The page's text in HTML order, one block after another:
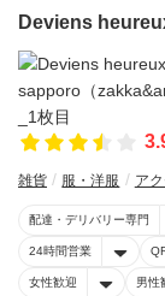
Deviens
雑貨 服・洋服 ア
配達・デリバリー専門
24時間営業
女性歓迎 男性